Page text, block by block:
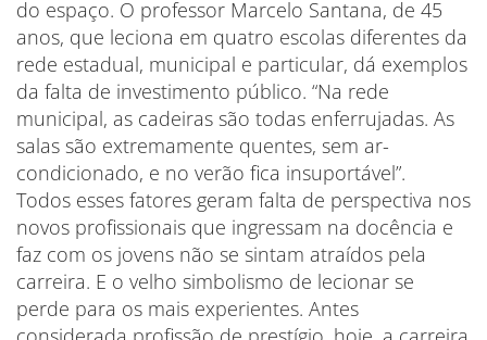
do espaço. O professor Marcelo Santana, de 45
anos, que leciona em quatro escolas diferentes da
rede estadual, municipal e particular, dá exemplos
da falta de investimento público. “Na rede
municipal, as cadeiras são todas enferrujadas. As
salas são extremamente quentes, sem ar-
condicionado, e no verão fica insuportável”.
Todos esses fatores geram falta de perspectiva nos
novos profissionais que ingressam na docência e
faz com os jovens não se sintam atraídos pela
carreira. E o velho simbolismo de lecionar se
perde para os mais experientes. Antes